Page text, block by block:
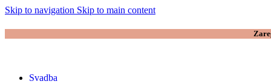
Skip to navigation Skip to main content
Svadba